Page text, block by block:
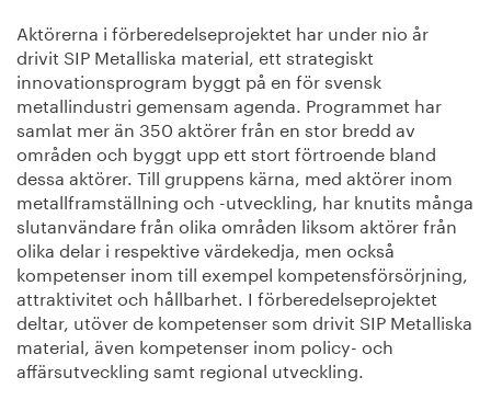
Aktörerna i förberedelseprojektet har under nio år
drivit SIP Metalliska material, ett strategiskt
innovationsprogram byggt på en för svensk
metallindustri gemensam agenda. Programmet har
samlat mer än 350 aktörer från en stor bredd av
områden och byggt upp ett stort förtroende bland
dessa aktörer. Till gruppens kärna, med aktörer inom
metallframställning och -utveckling, har knutits många
slutanvändare från olika områden liksom aktörer från
olika delar i respektive värdekedja, men också
kompetenser inom till exempel kompetensförsörjning,
attraktivitet och hållbarhet. I förberedelseprojektet
deltar, utöver de kompetenser som drivit SIP Metalliska
material, även kompetenser inom policy- och
affärsutveckling samt regional utveckling.